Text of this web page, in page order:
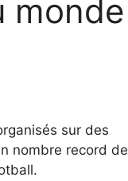
monde
sur des
nombre record de